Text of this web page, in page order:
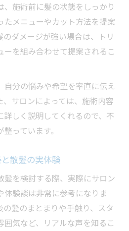
施術前に髪の状態をしっかり
たメニューやカット方法を提案
のダメージが強い場合は、トリ
ーを組み合わせて提案されるこ
自分の悩みや希望を率直に伝え
、サロンによっては、施術内容
詳しく説明してくれるので、不
っています。
散髪の実体験
髪を検討する際、実際にサロン
体験談は非常に参考になりま
髪のまとまりや手触り、スタ
囲気など、リアルな声を知るこ